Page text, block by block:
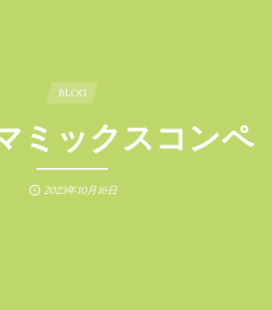
BLOG
ミックスコンペ
2023年10月16日